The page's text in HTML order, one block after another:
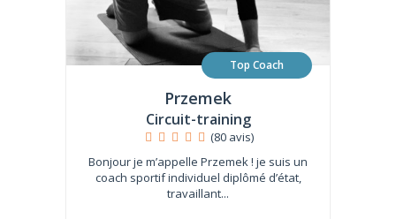
Top Coach
Przemek
Circuit-training
(80 avis)
Bonjour je m’appelle Przemek ! je suis un
coach sportif individuel diplômé d’état,
travaillant...